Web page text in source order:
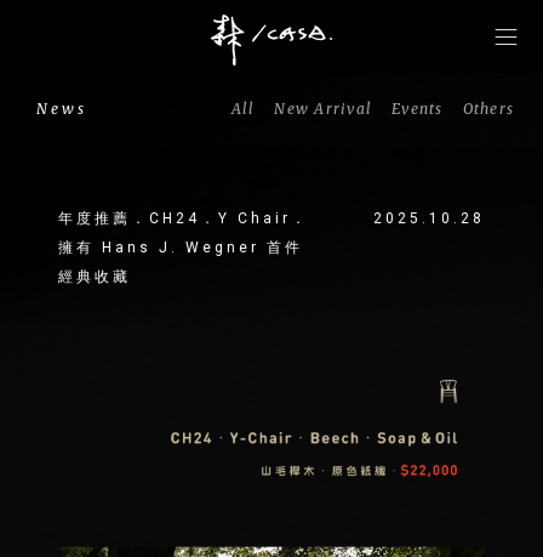
News All New Arrival Events Others
年度推薦．CH24．Y Chair．
擁有 Hans J. Wegner 首件
經典收藏
2025.10.28